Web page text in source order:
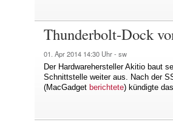
Thunderbolt-Dock
01. Apr 2014 14:30 Uhr - sw
Der Hardwarehersteller Akitio baut
Schnittstelle weiter aus. Nach der
(MacGadget berichtete) kündigte